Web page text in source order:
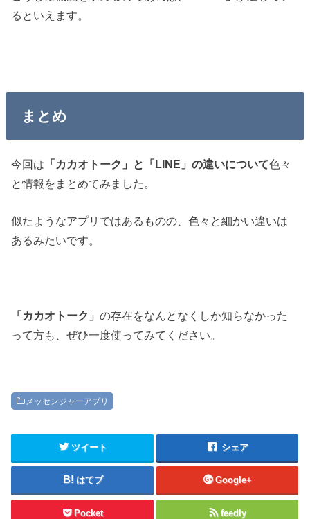
るといえます。
まとめ
今回は 「カカオトーク」と「LINE」の違いについて色々
と情報をまとめてみました。
似たようなアプリではあるものの、色々と細かい違いは
あるみたいです。
「カカオトーク」の存在をなんとなくしか知らなかった
って方も、ぜひ一度使ってみてください。
メッセンジャーアプリ
ツイート シェア
はてブ Google+
Pocket feedly